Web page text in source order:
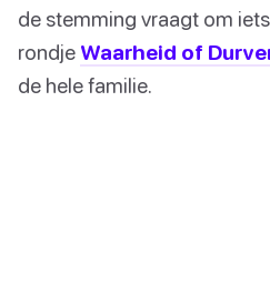
de stemming vraagt om
rondje Waarheid of
de hele familie.